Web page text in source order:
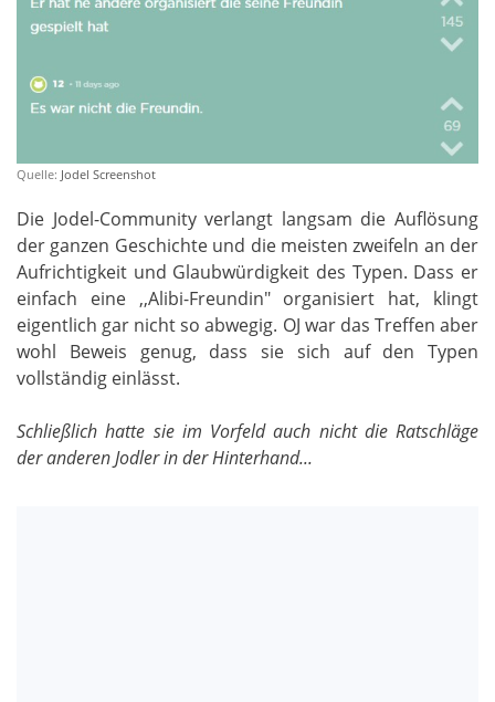
Quelle: Jodel Screenshot
Die Jodel-Community verlangt langsam die Auflösung
der ganzen Geschichte und die meisten zweifeln an der
Aufrichtigkeit und Glaubwürdigkeit des Typen. Dass er
einfach eine ,,Alibi-Freundin" organisiert hat, klingt
eigentlich gar nicht so abwegig. OJ war das Treffen aber
wohl Beweis genug, dass sie sich auf den Typen
vollständig einlässt.
Schließlich hatte sie im Vorfeld auch nicht die Ratschläge
der anderen Jodler in der Hinterhand...